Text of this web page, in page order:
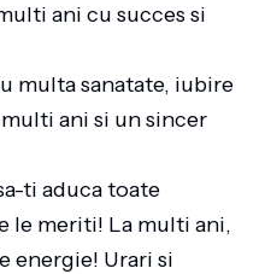
ani cu succes si
multa sanatate, iubire
ani si un sincer
ti aduca toate
le meriti! La multi ani,
energie! Urari si